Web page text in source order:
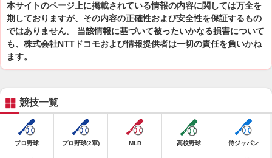
本サイトのページ上に掲載されている情報の内容に関しては万全を
期しておりますが、その内容の正確性および安全性を保証するもの
ではありません。 当該情報に基づいて被ったいかなる損害について
も、株式会社NTTドコモおよび情報提供者は一切の責任を負いかね
ます。
競技一覧
プロ野球 プロ野球(2軍) MLB 高校野球 侍ジャパン